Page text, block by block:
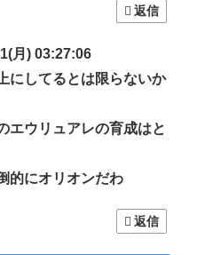
返信
月) 03:27:06
にしてるとは限らないか
エウリュアレの育成はと
的にオリオンだわ
返信